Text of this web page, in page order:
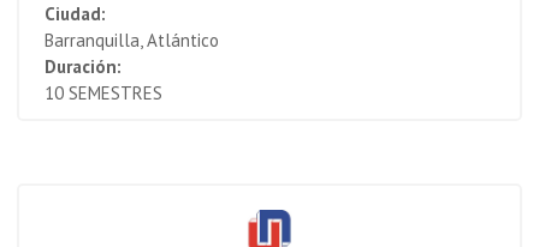
Ciudad:
Barranquilla, Atlántico
Duración:
10 SEMESTRES